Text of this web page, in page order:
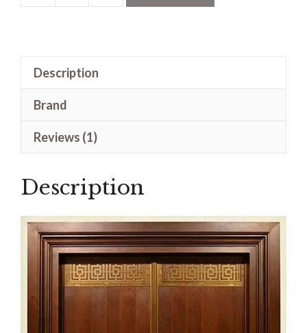
Terbaru
Description
Brand
Reviews (1)
Description